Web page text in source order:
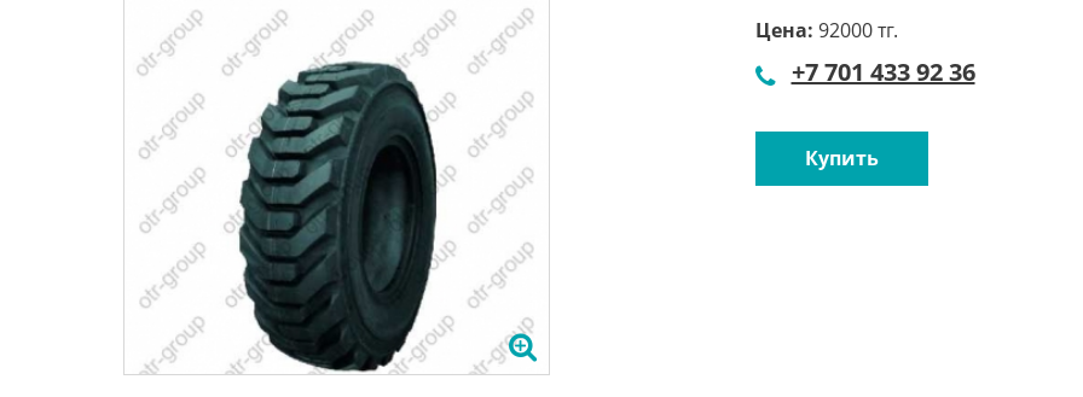
Цена: 92000 тг.
+7 701 433 92 36
Купить